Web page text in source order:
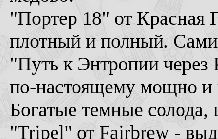
"Портер 18" от Красная
плотный и полный.
"Путь к Энтропии
по-настоящему мощно и
Богатые темные солода,
"Tripel" от Fairbrew -